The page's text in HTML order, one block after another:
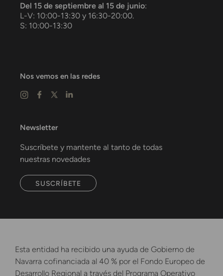
Del 15 de septiembre al 15 de junio:
L-V: 10:00-13:30 y 16:30-20:00.
S: 10:00-13:30
Nos vemos en las redes
Newsletter
Suscríbete y mantente al tanto de todas
nuestras novedades
SUSCRÍBETE
Esta entidad ha recibido una ayuda de Gobierno de
Navarra cofinanciada al 40 % por el Fondo Europeo de
Desarrollo Regional a través del Programa Operativo